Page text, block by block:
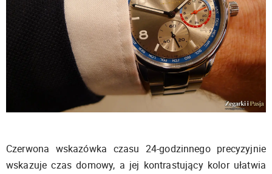
Czerwona wskazówka czasu 24-godzinnego precyzyjnie
wskazuje czas domowy, a jej kontrastujący kolor ułatwia